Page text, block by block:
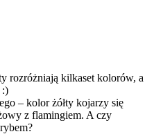
rozróżniają kilkaset kolorów, a
:)
– kolor żółty kojarzy się
z flamingiem. A czy